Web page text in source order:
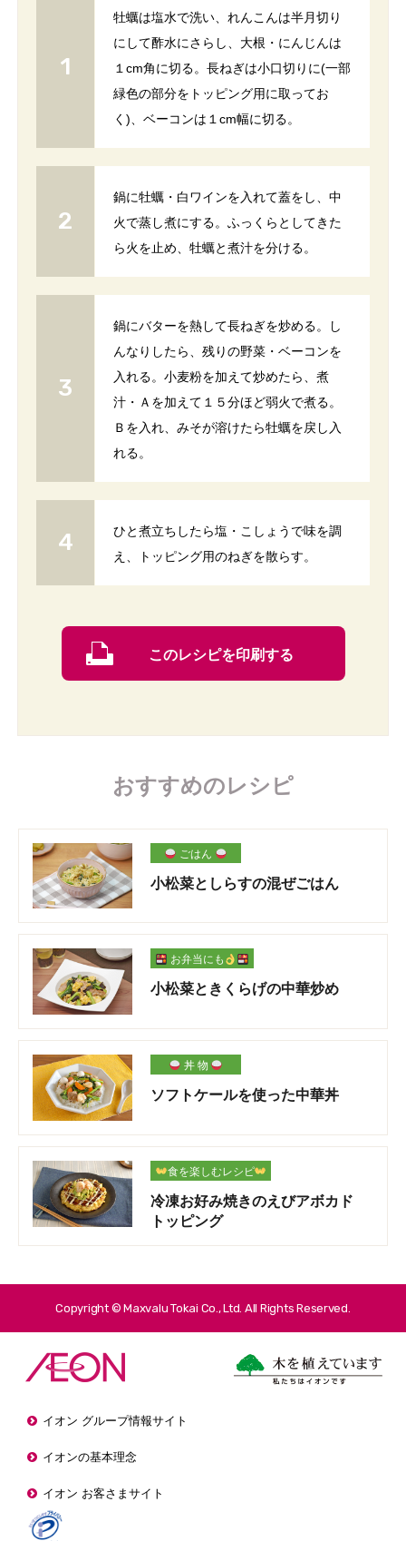
牡蠣は塩水で洗い、れんこんは半月切り
にして酢水にさらし、大根・にんじんは
１cm角に切る。長ねぎは小口切りに(一部
緑色の部分をトッピング用に取ってお
く)、ベーコンは１cm幅に切る。
鍋に牡蠣・白ワインを入れて蓋をし、中
火で蒸し煮にする。ふっくらとしてきた
ら火を止め、牡蠣と煮汁を分ける。
鍋にバターを熱して長ねぎを炒める。し
んなりしたら、残りの野菜・ベーコンを
入れる。小麦粉を加えて炒めたら、煮
汁・Ａを加えて１５分ほど弱火で煮る。
Ｂを入れ、みそが溶けたら牡蠣を戻し入
れる。
ひと煮立ちしたら塩・こしょうで味を調
え、トッピング用のねぎを散らす。
このレシピを印刷する
おすすめのレシピ
ごはん
小松菜としらすの混ぜごはん
お弁当にも
小松菜ときくらげの中華炒め
丼 物
ソフトケールを使った中華丼
食を楽しむレシピ
冷凍お好み焼きのえびアボカド
トッピング
Copyright © Maxvalu Tokai Co., Ltd. All Rights Reserved.
イオン グループ情報サイト
イオンの基本理念
イオン お客さまサイト